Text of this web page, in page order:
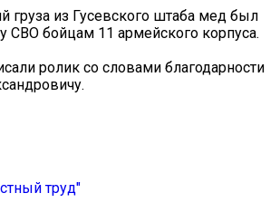
груза из Гусевского штаба мед был
СВО бойцам 11 армейского корпуса.
ролик со словами благодарности
труд"